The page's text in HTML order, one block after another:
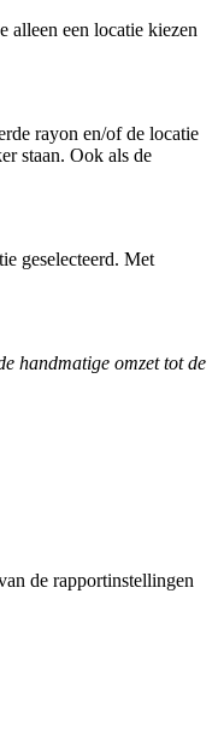
alleen een locatie kiezen
rayon en/of de locatie
staan. Ook als de
geselecteerd. Met
handmatige omzet tot de
de rapportinstellingen